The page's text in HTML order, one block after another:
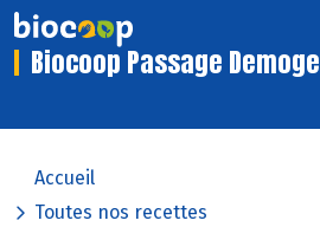
Biocoop Passage Demoge
Accueil
Toutes nos recettes